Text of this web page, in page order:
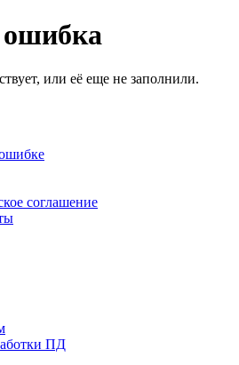
или её еще не заполнили.
соглашение
ПД